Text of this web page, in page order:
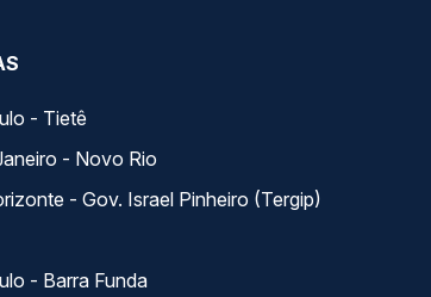
- Tietê
- Novo Rio
- Gov. Israel Pinheiro (Tergip)
- Barra Funda